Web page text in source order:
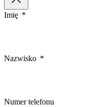
Imię
Nazwisko
Numer telefonu